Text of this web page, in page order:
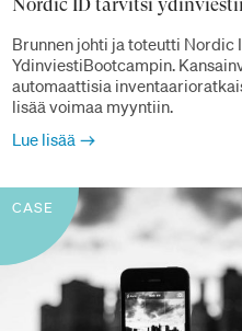
Nordic ID tarvitsi
Brunnen johti ja toteutti Nordic
YdinviestiBootcampin.
automaattisia
lisää voimaa myyntiin.
Lue lisää
CASE